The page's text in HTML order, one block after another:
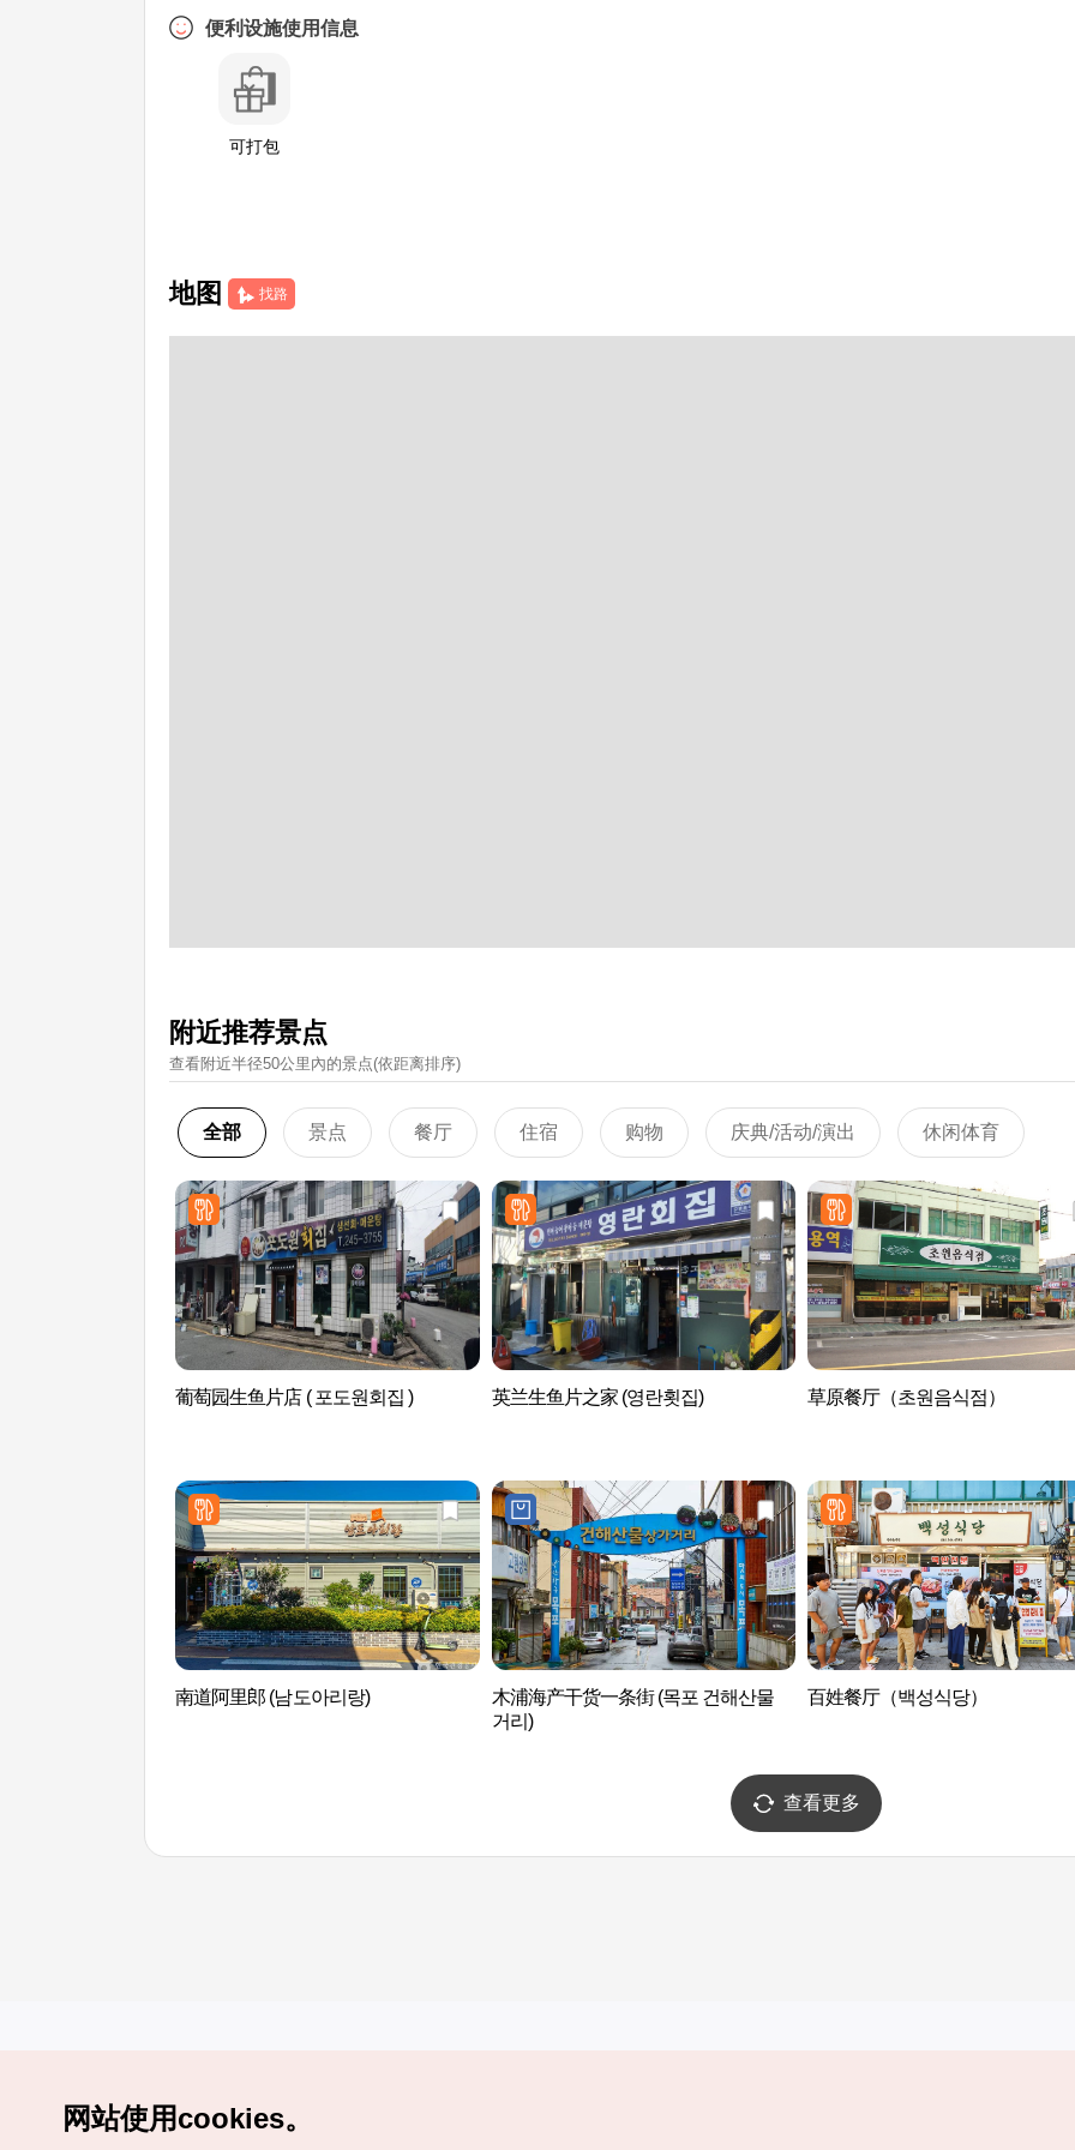
便利设施使用信息
可打包
地图 找路
附近推荐景点
查看附近半径50公里內的景点(依距离排序)
全部 景点 餐厅 住宿 购物 庆典/活动/演出 休闲体育
葡萄园生鱼片店 ( 포도원회집 ) 英兰生鱼片之家 (영란횟집) 草原餐厅（초원음식점）
南道阿里郎 (남도아리랑)
木浦海产干货一条街 (목포 건해산물
거리)
百姓餐厅（백성식당）
查看更多
网站使用cookies。